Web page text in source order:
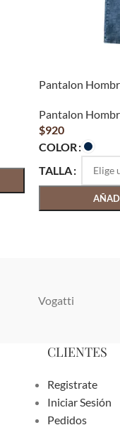
Pantalon
Pantalon
$920
COLOR
TALLA
Vogatti
CLIENTES
Registrate
Iniciar Sesión
Pedidos